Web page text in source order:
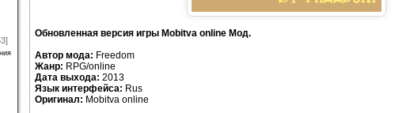
Обновленная версия игры Mobitva online Мод.
Автор мода: Freedom
Жанр: RPG/online
Дата выхода: 2013
Язык интерфейса: Rus
Оригинал: Mobitva online